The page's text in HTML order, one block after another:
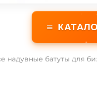
≡
надувные батуты для